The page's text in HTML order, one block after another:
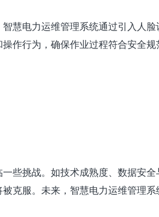
慧电力运维管理系统通过引入人
作行为，确保作业过程符合安全
些挑战。如技术成熟度、数据安
克服。未来，智慧电力运维管理